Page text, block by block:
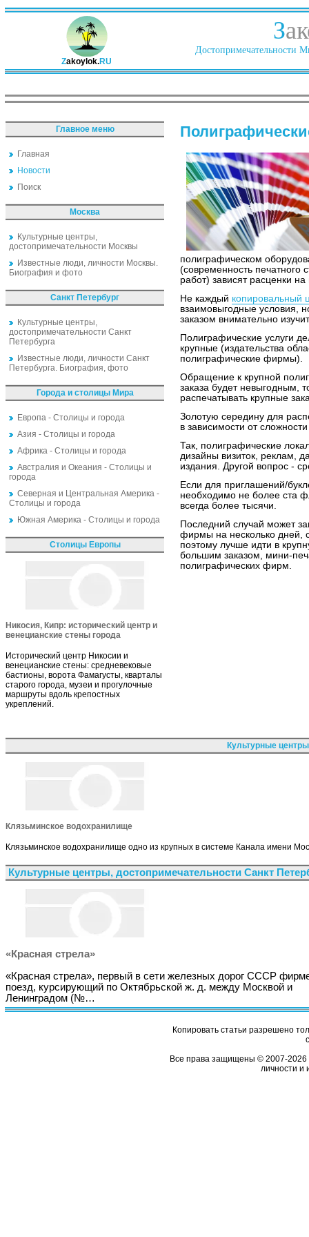
Zakoylok.RU
З
Достопримечательности
Главное меню
Главная
Новости
Поиск
Москва
Культурные центры,
достопримечательности Москвы
Известные люди, личности Москвы.
Биография и фото
Санкт Петербург
Культурные центры,
достопримечательности Санкт
Петербурга
Известные люди, личности Санкт
Петербурга. Биография, фото
Города и столицы Мира
Европа - Столицы и города
Азия - Столицы и города
Африка - Столицы и города
Австралия и Океания - Столицы и
города
Северная и Центральная Америка -
Столицы и города
Южная Америка - Столицы и города
Столицы Европы
Никосия, Кипр: исторический центр и
венецианские стены города
Исторический центр Никосии и
венецианские стены: средневековые
бастионы, ворота Фамагусты, кварталы
старого города, музеи и прогулочные
маршруты вдоль крепостных
укреплений.
полиграфическом
(современность
работ) зависят расценки
Не каждый копировальный
взаимовыгодные условия,
заказом внимательно
Полиграфические услуги
крупные (издательства
полиграфические фирмы).
Обращение к крупной
заказа будет невыгодным,
распечатывать крупные
Золотую середину для
в зависимости от
Так, полиграфические
дизайны визиток, реклам,
издания. Другой вопрос -
Если для приглашений/
необходимо не более ста
всегда более тысячи.
Последний случай может
фирмы на несколько дней,
поэтому лучше идти в
большим заказом, мини-
полиграфических фирм.
Культурные
Клязьминское водохранилище
Клязьминское водохранилище одно из крупных в системе Канала имени
Культурные центры, достопримечательности Санкт
«Красная стрела»
«Красная стрела», первый в сети железных дорог СССР
поезд, курсирующий по Октябрьской ж. д. между Москвой и
Ленинградом (№…
Копировать статьи разрешено
Все права защищены © 2007-2026
личности и